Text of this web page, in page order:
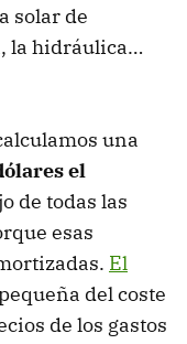
solar de
la hidráulica…
una
el
de todas las
esas
El
del coste
de los gastos